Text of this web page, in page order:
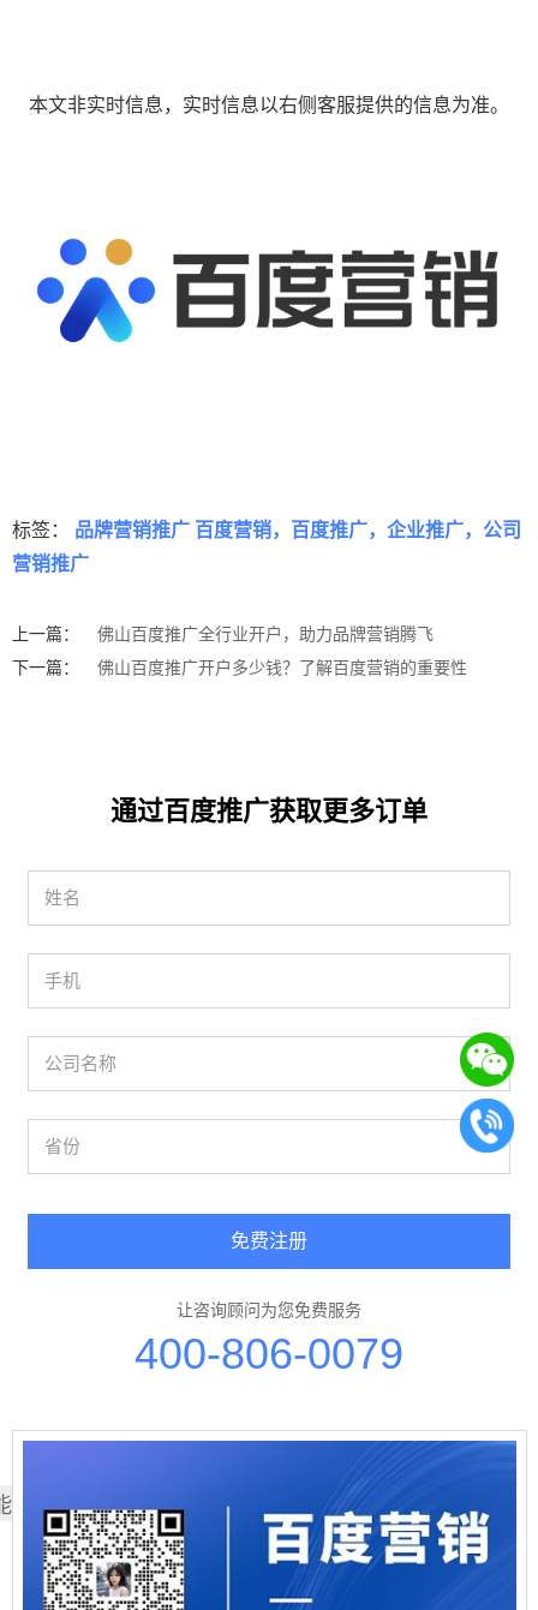
本文非实时信息，实时信息以右侧客服提供的信息为准。
标签： 品牌营销推广 百度营销，百度推广，企业推广，公司
营销推广
上一篇：
佛山百度推广全行业开户，助力品牌营销腾飞
下一篇：
佛山百度推广开户多少钱？了解百度营销的重要性
通过百度推广获取更多订单
免费注册
让咨询顾问为您免费服务
400-806-0079
也喜欢